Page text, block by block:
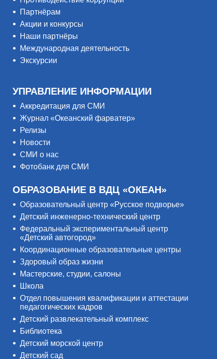
Партнёрам
Акции и конкурсы
Наши партнёры
Международная деятельность
Экскурсии
УПРАВЛЕНИЕ ИНФОРМАЦИИ
Аккредитация для СМИ
Журнал «Океанский фарватер»
Релизы
Новости
СМИ о нас
Фотобанк для СМИ
ОБРАЗОВАНИЕ В ВДЦ «ОКЕАН»
Образовательный центр «Русское подворье»
Детский инженерно-технический центр
Федеральный экспериментальный центр
«Детский автогород»
Координационные образовательные центры
Здоровый образ жизни
Мастерские, студии, салоны
Школа
Отдел повышения квалификации и аттестации
педагогических кадров
Детский развлекательный комплекс
Библиотека
Детский морской центр
Детский сад